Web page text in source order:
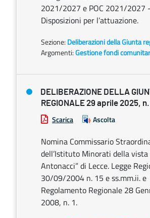
2021/2027 e POC 2021/2027 -
Disposizioni per l’attuazione.
Sezione: Deliberazioni della Giunta
Argomenti:Gestione fondi
DELIBERAZIONE DELLA
REGIONALE 29 aprile 2025,
Scarica Ascolta
Nomina Commissario
dell’Istituto Minorati della vista
Antonacci” di Lecce. Legge
30/09/2004 n. 15 e ss.mm.ii. e
Regolamento Regionale 28
2008, n. 1.